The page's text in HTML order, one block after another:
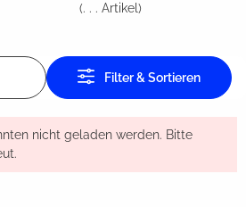
(. . . Artikel)
Filter & Sortieren
nicht geladen werden. Bitte